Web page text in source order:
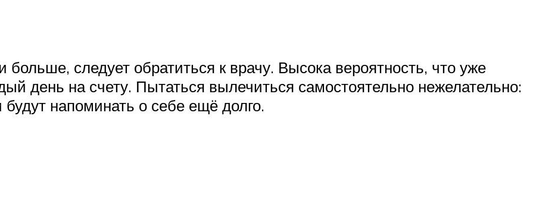
больше, следует обратиться к врачу. Высока вероятность, что уже
день на счету. Пытаться вылечиться самостоятельно нежелательно:
напоминать о себе ещё долго.